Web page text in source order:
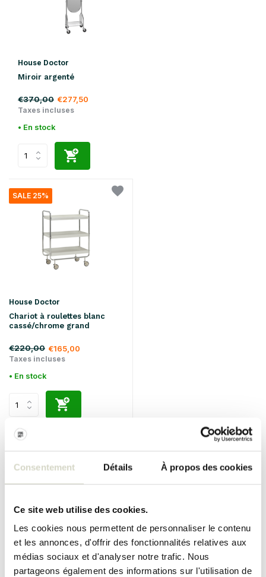
Consentement Détails À propos des cookies
Ce site web utilise des cookies.
Les cookies nous permettent de personnaliser le contenu
et les annonces, d'offrir des fonctionnalités relatives aux
médias sociaux et d'analyser notre trafic. Nous
partageons également des informations sur l'utilisation de
House Doctor
Miroir argenté
€370,00 €277,50
Taxes incluses
• En stock
SALE 25%
House Doctor
Chariot à roulettes blanc
cassé/chrome grand
€220,00 €165,00
Taxes incluses
• En stock
House Doctor
Chariot à roulettes blanc